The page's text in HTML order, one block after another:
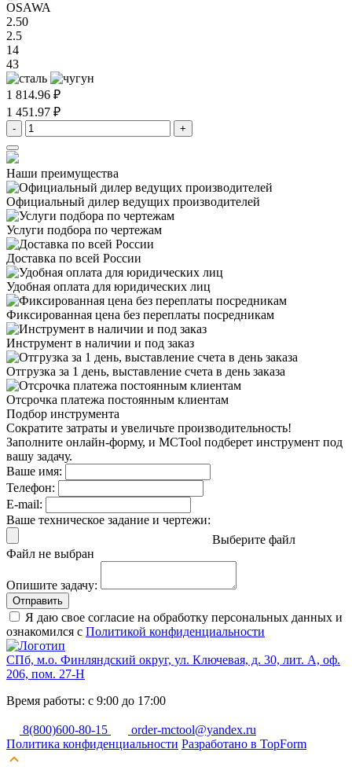
OSAWA
2.50
2.5
14
43
1 814.96 ₽
1 451.97 ₽
- +
Наши преимущества
Официальный дилер ведущих производителей
Услуги подбора по чертежам
Доставка по всей России
Удобная оплата для юридических лиц
Фиксированная цена без переплаты посредникам
Инструмент в наличии и под заказ
Отгрузка за 1 день, выставление счета в день заказа
Отсрочка платежа постоянным клиентам
Подбор инструмента
Сократите затраты и увеличьте производительность!
Заполните онлайн-форму, и MCTool подберет инструмент под
вашу задачу.
Ваше имя:
Телефон:
E-mail:
Ваше техническое задание и чертежи:
Выберите файл
Файл не выбран
Опишите задачу:
Отправить
Я даю свое согласие на обработку персональных данных и
ознакомился с Политикой конфиденциальности
СПб, м.о. Финляндский округ, ул. Ключевая, д. 30, лит. А, оф.
206, пом. 27-Н
Время работы: с 9:00 до 17:00
8(800)600-80-15
order-mctool@yandex.ru
Политика конфиденциальности Разработано в TopForm